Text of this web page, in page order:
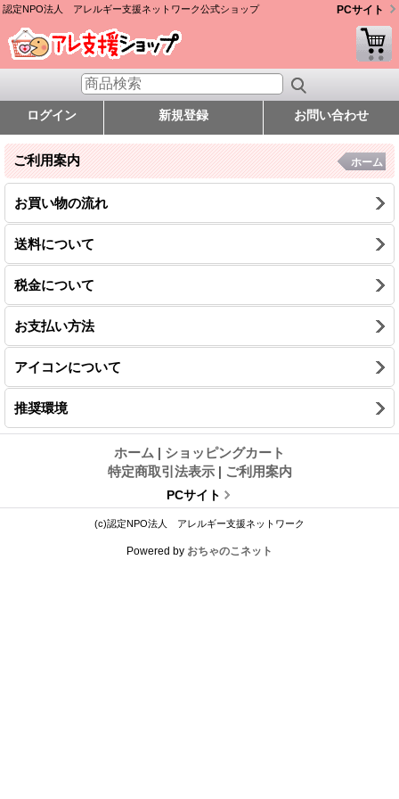
認定NPO法人 アレルギー支援ネットワーク公式ショップ PCサイト
ログイン 新規登録 お問い合わせ
ご利用案内 ホーム
お買い物の流れ
送料について
税金について
お支払い方法
アイコンについて
推奨環境
ホーム | ショッピングカート
特定商取引法表示 | ご利用案内
PCサイト
(c)認定NPO法人 アレルギー支援ネットワーク
Powered by おちゃのこネット